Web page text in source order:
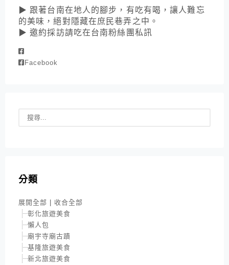
▶ 跟著台南在地人的腳步，有吃有喝，讓人難忘
的美味，絕對隱藏在庶民巷弄之中。
▶ 邀約採訪請吃在台南粉絲團私訊
Facebook
分類
展開全部 | 收合全部
彰化旅遊美食
懶人包
廟宇寺廟古蹟
基隆旅遊美食
新北旅遊美食